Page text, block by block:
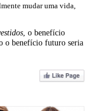
mudar uma vida,
, o benefício
o benefício futuro seria